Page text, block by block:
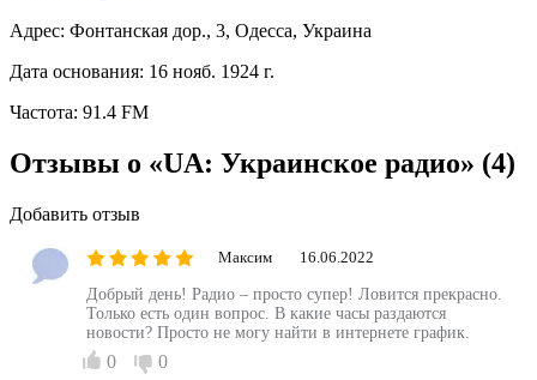
Адрес: Фонтанская дор., 3, Одесса, Украина
Дата основания: 16 нояб. 1924 г.
Частота: 91.4 FM
Отзывы о «UA: Украинское радио» (4)
Добавить отзыв
Максим 16.06.2022
Добрый день! Радио – просто супер! Ловится прекрасно.
Только есть один вопрос. В какие часы раздаются
новости? Просто не могу найти в интернете график.
0 0